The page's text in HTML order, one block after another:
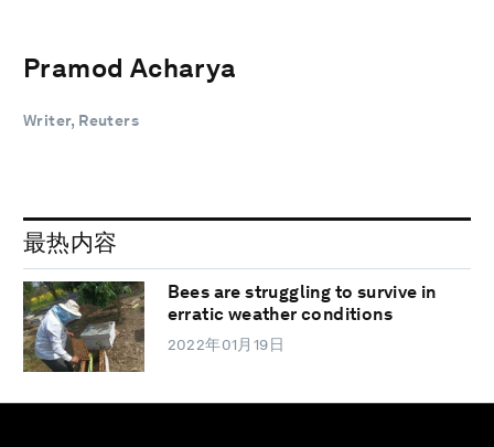
Pramod Acharya
Writer, Reuters
最热内容
Bees are struggling to survive in
erratic weather conditions
2022年01月19日